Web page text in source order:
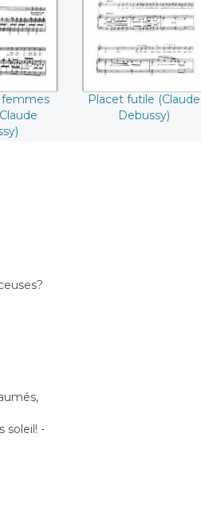
femmes
Placet futile (Claude
Debussy)
soleil! -